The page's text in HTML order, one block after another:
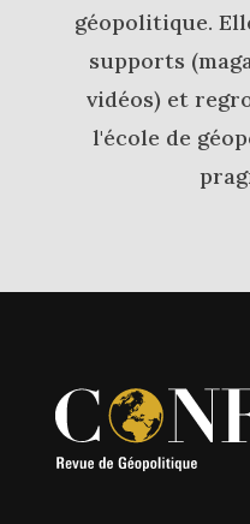
géopolitique.
supports
vidéos) et
l'école de